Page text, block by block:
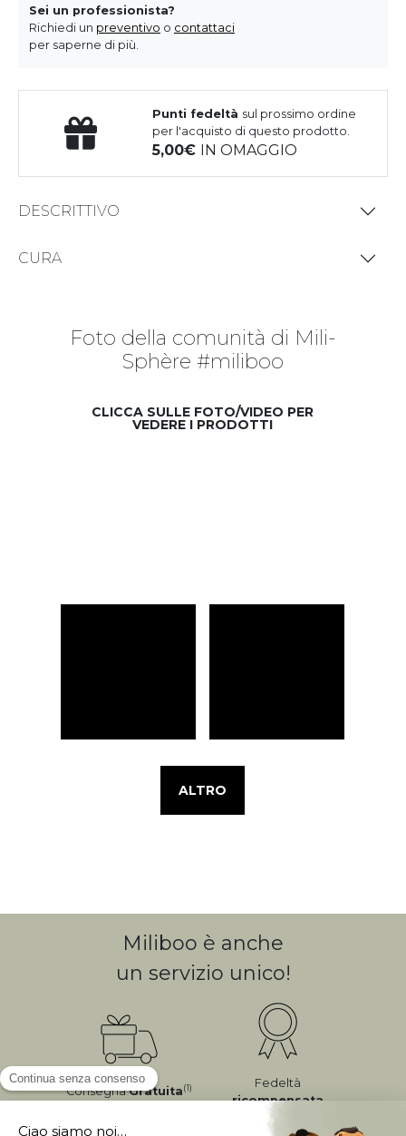
Sei un professionista?
Richiedi un preventivo o contattaci
per saperne di più.
Punti fedeltà sul prossimo ordine
per l'acquisto di questo prodotto.
5,00 IN OMAGGIO
DESCRITTIVO
CURA
Foto della comunità di Mili-
Sphère #miliboo
CLICCA SULLE FOTO/VIDEO PER
VEDERE I PRODOTTI
ALTRO
Miliboo è anche
un servizio unico!
ConsegnaGratuita(1)
Fedeltà
ricompensata